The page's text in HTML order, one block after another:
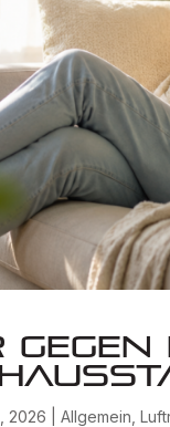
2026 |Allgemein ,